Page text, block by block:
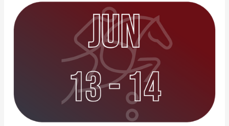
FECHA
CIRCUITO
C.E.A.R.